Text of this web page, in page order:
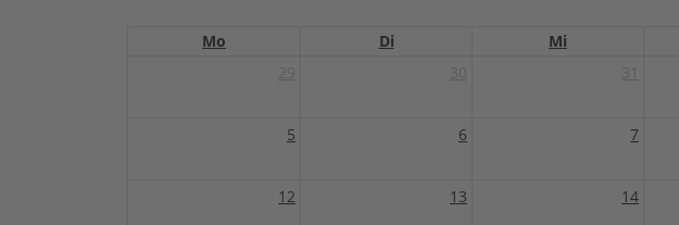
Mo Di Mi
5 6 7
12 13 14